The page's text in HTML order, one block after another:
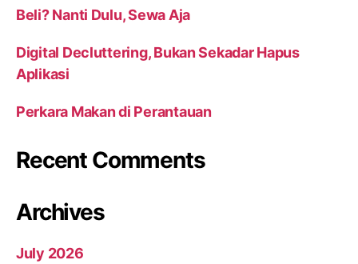
Beli? Nanti Dulu, Sewa Aja
Digital Decluttering, Bukan Sekadar Hapus
Aplikasi
Perkara Makan di Perantauan
Recent Comments
Archives
July 2026